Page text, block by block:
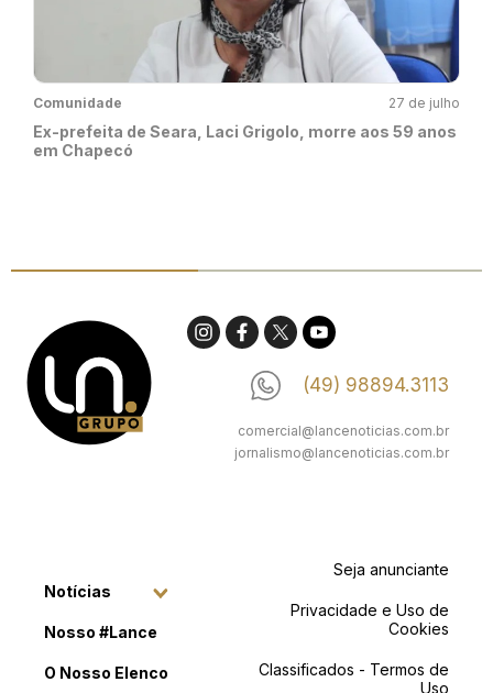
Comunidade 27 de julho
Ex-prefeita de Seara, Laci Grigolo, morre aos 59 anos
em Chapecó
(49) 98894.3113
comercial@lancenoticias.com.br
jornalismo@lancenoticias.com.br
Notícias
Nosso #Lance
O Nosso Elenco
Seja anunciante
Privacidade e Uso de
Cookies
Classificados - Termos de
Uso